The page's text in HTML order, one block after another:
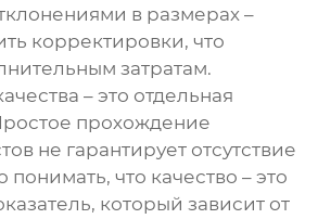
в размерах –
корректировки, что
затратам.
– это отдельная
прохождение
не гарантирует отсутствие
что качество – это
который зависит от